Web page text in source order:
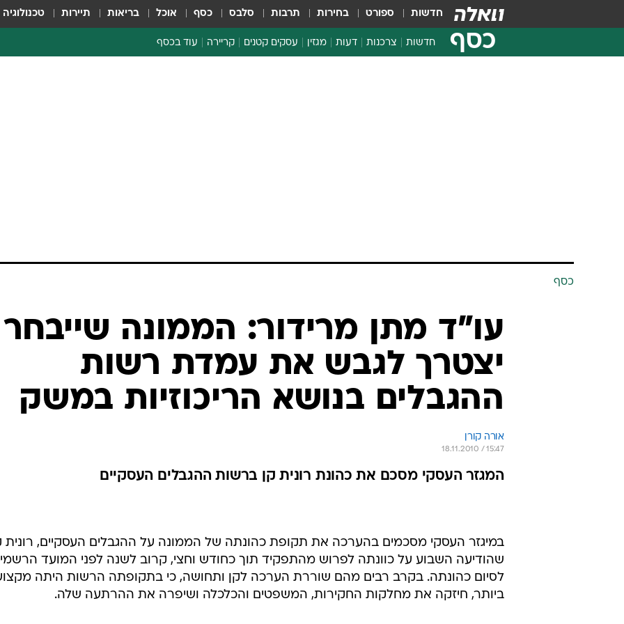
חדשות ספורט בחירות תרבות סלבס כסף אוכל בריאות תיירות טכנולוגיה
כסף חדשות צרכנות דעות מגזין עסקים קטנים קריירה עוד בכסף
כסף
עו"ד מתן מרידור: הממונה שייבחר
יצטרך לגבש את עמדת רשות
ההגבלים בנושא הריכוזיות במשק
אורה קורן
18.11.2010 / 15:47
המגזר העסקי מסכם את כהונת רונית קן ברשות ההגבלים העסקיים
במיגזר העסקי מסכמים בהערכה את תקופת כהונתה של הממונה על ההגבלים העסקיים, רונית
שהודיעה השבוע על כוונתה לפרוש מהתפקיד תוך כחודש וחצי, קרוב לשנה לפני המועד הרשמי
לסיום כהונתה. בקרב רבים מהם שוררת הערכה לקן ותחושה, כי בתקופתה הרשות היתה
ביותר, חיזקה את מחלקות החקירות, המשפטים והכלכלה ושיפרה את ההרתעה שלה.